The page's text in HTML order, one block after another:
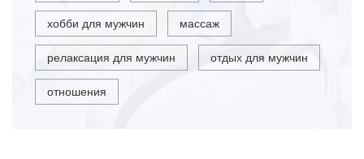
хобби для мужчин массаж
релаксация для мужчин отдых для мужчин
отношения